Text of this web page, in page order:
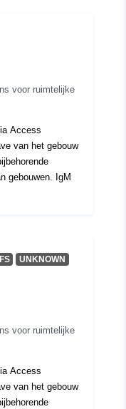
voor ruimtelijke
Access
van het gebouw
gebouwen. IgM
UNKNOWN
voor ruimtelijke
Access
van het gebouw